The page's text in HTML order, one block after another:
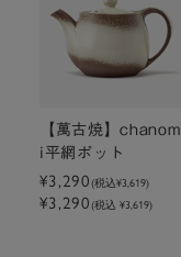
【萬古焼】chanom
i平網ポット
¥3,290(税込¥3,619)
¥3,290(税込 ¥3,619)